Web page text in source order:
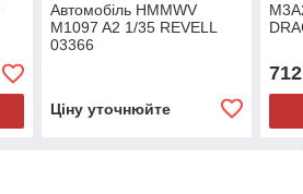
Автомобіль HMMWV
M1097 A2 1/35 REVELL
03366
Ціну уточнюйте
712